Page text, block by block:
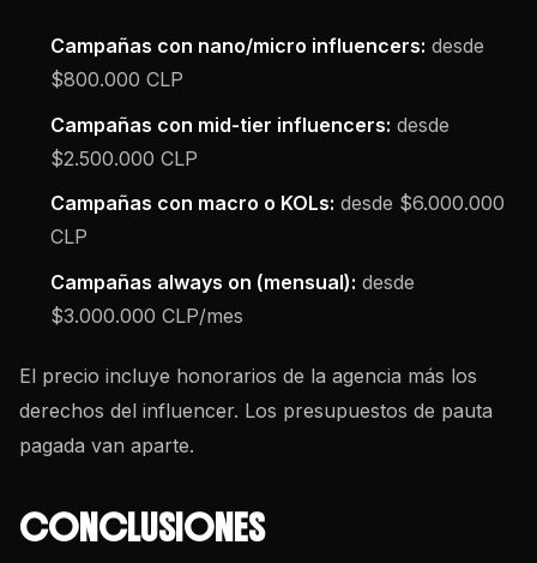
Campañas con nano/micro influencers: desde
$800.000 CLP
Campañas con mid-tier influencers: desde
$2.500.000 CLP
Campañas con macro o KOLs: desde $6.000.000
CLP
Campañas always on (mensual): desde
$3.000.000 CLP/mes
El precio incluye honorarios de la agencia más los
derechos del influencer. Los presupuestos de pauta
pagada van aparte.
CONCLUSIONES